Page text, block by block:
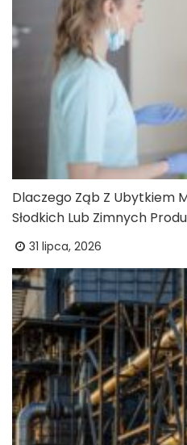
Dlaczego Ząb Z Ubytkiem
Słodkich Lub Zimnych
31 lipca, 2026